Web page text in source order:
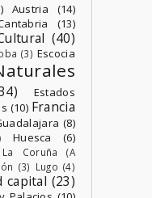
Austria (14)
(13)
(40)
(3) Escocia
Estados
(10) Francia
(8)
Huesca
(6)
La Coruña (A
(3) Lugo (4)
capital (23)